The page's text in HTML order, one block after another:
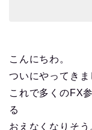
こんにちわ。
ついにやってきま
これで多くのFX
る
おえなくなりそう